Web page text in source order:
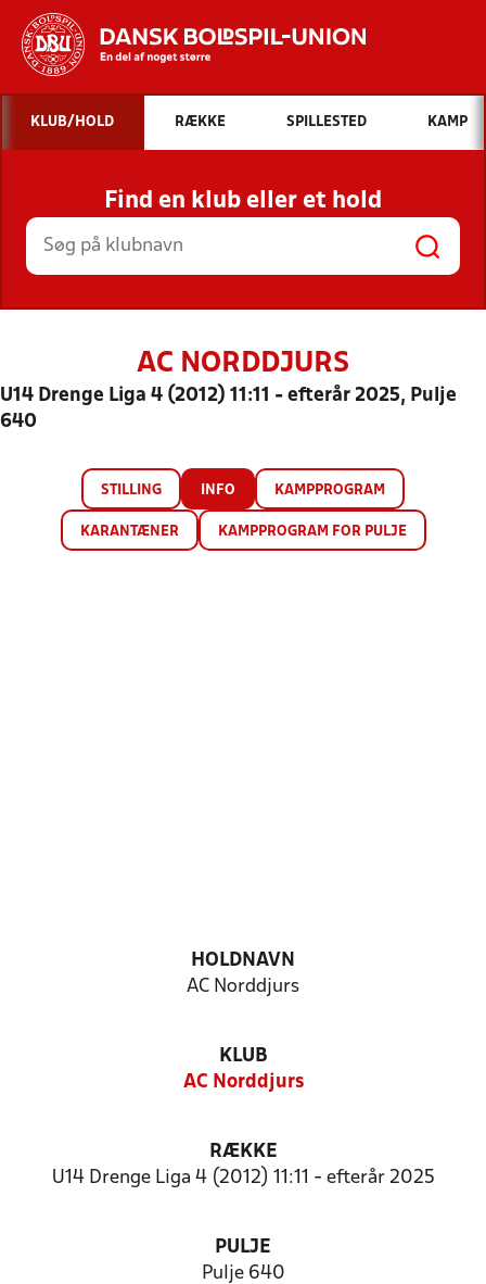
Hvad vil du søge efter?
INDHOLD OG NYHEDER
STILLINGER, RESULTATER, KLUBBER OG
HOLD
KLUB/HOLD RÆKKE SPILLESTED KAMP
Find en klub eller et hold
AC NORDDJURS
U14 Drenge Liga 4 (2012) 11:11 - efterår 2025, Pulje
640
STILLING INFO KAMPPROGRAM
KARANTÆNER KAMPPROGRAM FOR PULJE
HOLDNAVN
AC Norddjurs
KLUB
AC Norddjurs
RÆKKE
U14 Drenge Liga 4 (2012) 11:11 - efterår 2025
PULJE
Pulje 640